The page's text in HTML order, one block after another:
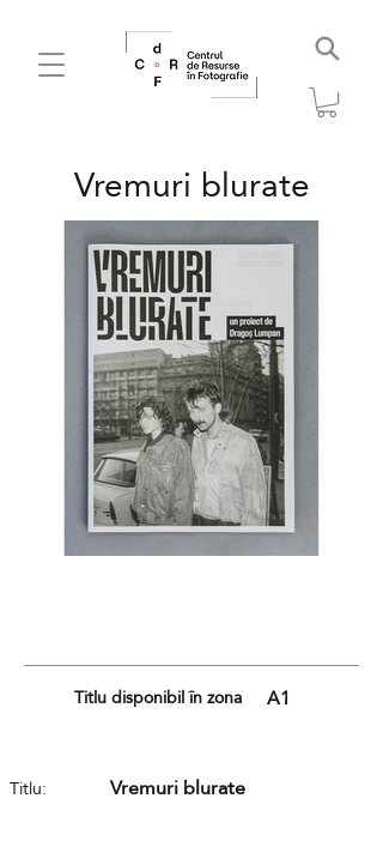
Vremuri blurate
Titlu disponibil în zona A1
Titlu: Vremuri blurate